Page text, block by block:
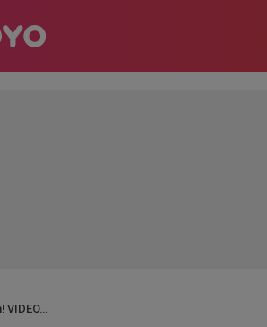
VIDEO